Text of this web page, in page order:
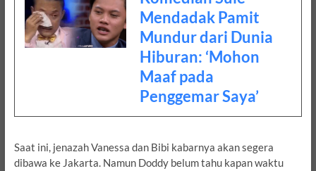
Mendadak Pamit
Mundur dari Dunia
Hiburan: ‘Mohon
Maaf pada
Penggemar Saya’
Saat ini, jenazah Vanessa dan Bibi kabarnya akan segera
dibawa ke Jakarta. Namun Doddy belum tahu kapan waktu